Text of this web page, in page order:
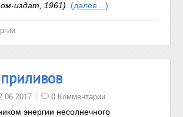
издат, 1961)
(далее…)
0 Комментарии
энергии несолнечного